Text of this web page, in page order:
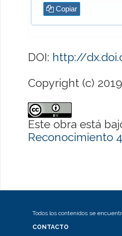
Copiar
DOI: http://
Copyright (c)
Este obra está
Reconocimiento
Todos los contenidos se
CONTACTO